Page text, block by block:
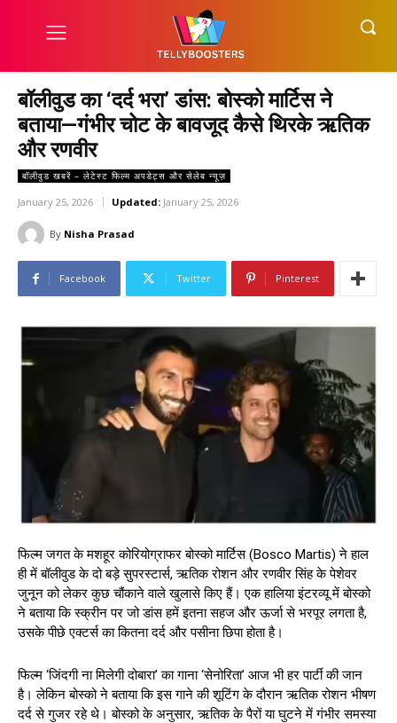
बॉलीवुड का ‘दर्द भरा’ डांस: बोस्को मार्टिस ने
बताया—गंभीर चोट के बावजूद कैसे थिरके ऋतिक
और रणवीर
बॉलीवुड खबरें – लेटेस्ट फिल्म अपडेट्स और सेलेब न्यूज़
January 25, 2026 Updated: January 25, 2026
By Nisha Prasad
Facebook Twitter Pinterest
फिल्म जगत के मशहूर कोरियोग्राफर बोस्को मार्टिस (Bosco Martis) ने हाल
ही में बॉलीवुड के दो बड़े सुपरस्टार्स, ऋतिक रोशन और रणवीर सिंह के पेशेवर
जुनून को लेकर कुछ चौंकाने वाले खुलासे किए हैं। एक हालिया इंटरव्यू में बोस्को
ने बताया कि स्क्रीन पर जो डांस हमें इतना सहज और ऊर्जा से भरपूर लगता है,
उसके पीछे एक्टर्स का कितना दर्द और पसीना छिपा होता है।
फिल्म ‘जिंदगी ना मिलेगी दोबारा’ का गाना ‘सेनोरिता’ आज भी हर पार्टी की जान
है। लेकिन बोस्को ने बताया कि इस गाने की शूटिंग के दौरान ऋतिक रोशन भीषण
दर्द से गुजर रहे थे। बोस्को के अनुसार, ऋतिक के पैरों या घुटने में गंभीर समस्या